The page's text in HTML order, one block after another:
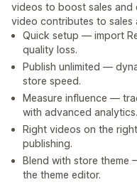
videos to boost sales and
video contributes to sales
Quick setup — import
quality loss.
Publish unlimited —
store speed.
Measure influence —
with advanced analytics.
Right videos on the
publishing.
Blend with store
the theme editor.